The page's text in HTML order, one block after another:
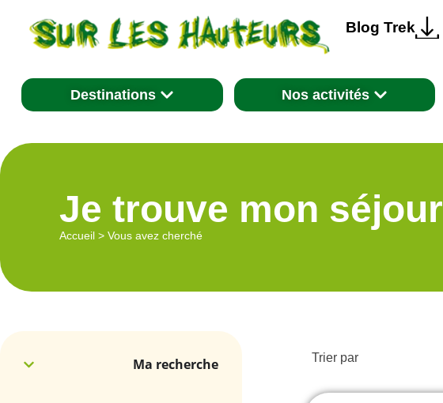
Blog Trek
Destinations Nos activités
Je trouve mon séjour
Accueil > Vous avez cherché
Ma recherche Trier par